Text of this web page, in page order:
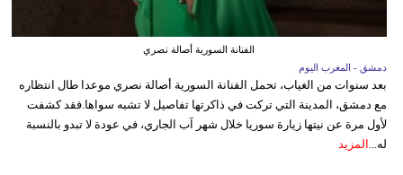
الفنانة السورية أصالة نصري
دمشق - المغرب اليوم
بعد سنوات من الغياب، تحمل الفنانة السورية أصالة نصري موعدا طال انتظاره
مع دمشق، المدينة التي تركت في ذاكرتها تفاصيل لا تشبه سواها.فقد كشفت
لأول مرة عن نيتها زيارة سوريا خلال شهر آب الجاري، في عودة لا تبدو بالنسبة
له...
المزيد